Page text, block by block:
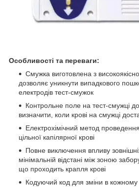
Особливості та переваги:
Смужка виготовлена з
дозволяє уникнути випадкового
електродів тест-смужок
Контрольне поле на тест-смужці
визначити, коли крові на смужці
Електрохімічний метод
цільної капілярної крові
Повне виключення впливу
мінімальній відстані між зоною
що проходить крапля крові
Кодуючий код для зміни в кожному